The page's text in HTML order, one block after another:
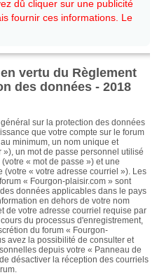
dû cliquer sur une publicité
fournir ces informations. Le
vertu du Règlement
des données - 2018
sur la protection des données
que votre compte sur le forum
minimum, un nom unique et
un mot de passe personnel utilisé
« mot de passe ») et une
« votre adresse courriel »). Les
« Fourgon-plaisir.com » sont
données applicables dans le pays
en dehors de votre nom
de votre adresse courriel requise par
du processus d'enregistrement,
du forum « Fourgon-
avez la possibilité de consulter et
depuis votre « Panneau de
désactiver la réception des courriels